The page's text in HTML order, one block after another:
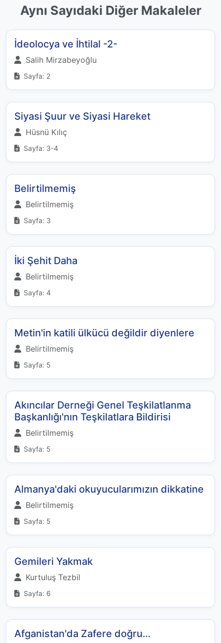
Aynı Sayıdaki Diğer Makaleler
İdeolocya ve İhtilal -2-
Salih Mirzabeyoğlu
Sayfa: 2
Siyasi Şuur ve Siyasi Hareket
Hüsnü Kılıç
Sayfa: 3-4
Belirtilmemiş
Belirtilmemiş
Sayfa: 3
İki Şehit Daha
Belirtilmemiş
Sayfa: 4
Metin'in katili ülkücü değildir diyenlere
Belirtilmemiş
Sayfa: 5
Akıncılar Derneği Genel Teşkilatlanma
Başkanlığı'nın Teşkilatlara Bildirisi
Belirtilmemiş
Sayfa: 5
Almanya'daki okuyucularımızın dikkatine
Belirtilmemiş
Sayfa: 5
Gemileri Yakmak
Kurtuluş Tezbil
Sayfa: 6
Afganistan'da Zafere doğru…